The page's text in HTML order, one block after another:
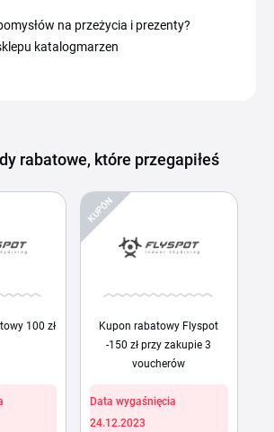
na przeżycia i prezenty?
katalogmarzen
rabatowe, które przegapiłeś
100 zł
KUPÓN
Kupon rabatowy Flyspot
-150 zł przy zakupie 3
voucherów
Data wygaśnięcia
24.12.2023